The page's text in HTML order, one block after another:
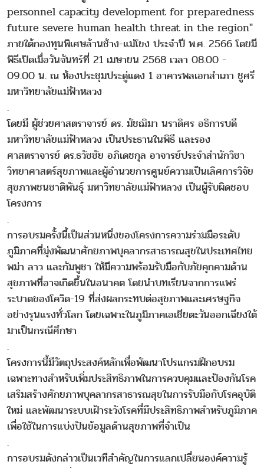
personnel capacity development for preparedness
future severe human health threat in the region"
ภายใต้กองทุนพิเศษล้านช้าง-แม่โขง ประจำปี พ.ศ. 2566 โดยมี
พิธีเปิดเมื่อวันจันทร์ที่ 21 เมษายน 2568 เวลา 08.00 -
09.00 น. ณ ห้องประชุมประดู่แดง 1 อาคารพลเอกสำเภา ชูศรี
มหาวิทยาลัยแม่ฟ้าหลวง
.
โดยมี ผู้ช่วยศาสตราจารย์ ดร. มัชฌิมา นราดิศร อธิการบดี
มหาวิทยาลัยแม่ฟ้าหลวง เป็นประธานในพิธี และรอง
ศาสตราจารย์ ดร.ธวัชชัย อภิเดชกุล อาจารย์ประจำสำนักวิชา
วิทยาศาสตร์สุขภาพและผู้อำนวยการศูนย์ความเป็นเลิศการวิจัย
สุขภาพชนชาติพันธุ์ มหาวิทยาลัยแม่ฟ้าหลวง เป็นผู้รับผิดชอบ
โครงการ
.
การอบรมครั้งนี้เป็นส่วนหนึ่งของโครงการความร่วมมือระดับ
ภูมิภาคที่มุ่งพัฒนาศักยภาพบุคลากรสาธารณสุขในประเทศไทย
พม่า ลาว และกัมพูชา ให้มีความพร้อมรับมือกับภัยคุกคามด้าน
สุขภาพที่อาจเกิดขึ้นในอนาคต โดยนำบทเรียนจากการแพร่
ระบาดของโควิด-19 ที่ส่งผลกระทบต่อสุขภาพและเศรษฐกิจ
อย่างรุนแรงทั่วโลก โดยเฉพาะในภูมิภาคเอเชียตะวันออกเฉียงใต้
มาเป็นกรณีศึกษา
.
โครงการนี้มีวัตถุประสงค์หลักเพื่อพัฒนาโปรแกรมฝึกอบรม
เฉพาะทางสำหรับเพิ่มประสิทธิภาพในการควบคุมและป้องกันโรค
เสริมสร้างศักยภาพบุคลากรสาธารณสุขในการรับมือกับโรคอุบัติ
ใหม่ และพัฒนาระบบเฝ้าระวังโรคที่มีประสิทธิภาพสำหรับภูมิภาค
เพื่อใช้ในการแบ่งปันข้อมูลด้านสุขภาพที่จำเป็น
.
การอบรมดังกล่าวเป็นเวทีสำคัญในการแลกเปลี่ยนองค์ความรู้